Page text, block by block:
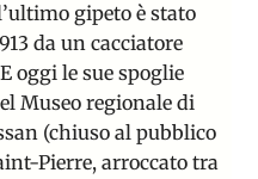
gipeto è stato
da un cacciatore
oggi le sue spoglie
Museo regionale di
(chiuso al pubblico
Pierre, arroccato tra